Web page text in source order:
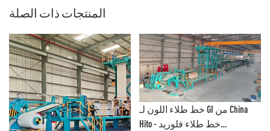
المنتجات ذات الصلة
خط طلاء اللون لـ GI من China
Hito - خط طلاء فلوريد